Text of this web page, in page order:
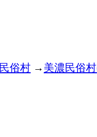
俗村 →美濃民俗村